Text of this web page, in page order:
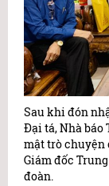
Sau khi đón
Đại tá, Nhà báo
mật trò chuyện
Giám đốc
đoàn.